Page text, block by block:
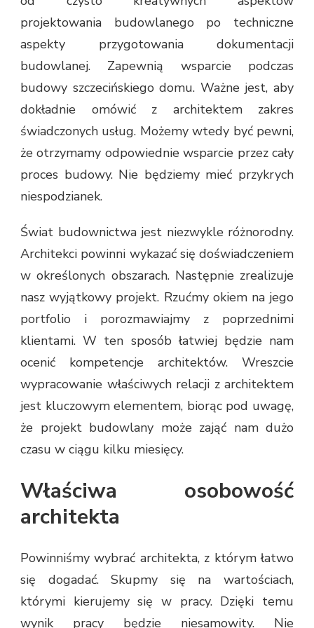
projektowania budowlanego po techniczne
aspekty przygotowania dokumentacji
budowlanej. Zapewnią wsparcie podczas
budowy szczecińskiego domu. Ważne jest, aby
dokładnie omówić z architektem zakres
świadczonych usług. Możemy wtedy być pewni,
że otrzymamy odpowiednie wsparcie przez cały
proces budowy. Nie będziemy mieć przykrych
niespodzianek.
Świat budownictwa jest niezwykle różnorodny.
Architekci powinni wykazać się doświadczeniem
w określonych obszarach. Następnie zrealizuje
nasz wyjątkowy projekt. Rzućmy okiem na jego
portfolio i porozmawiajmy z poprzednimi
klientami. W ten sposób łatwiej będzie nam
ocenić kompetencje architektów. Wreszcie
wypracowanie właściwych relacji z architektem
jest kluczowym elementem, biorąc pod uwagę,
że projekt budowlany może zająć nam dużo
czasu w ciągu kilku miesięcy.
Właściwa osobowość
architekta
Powinniśmy wybrać architekta, z którym łatwo
się dogadać. Skupmy się na wartościach,
którymi kierujemy się w pracy. Dzięki temu
wynik pracy będzie niesamowity. Nie